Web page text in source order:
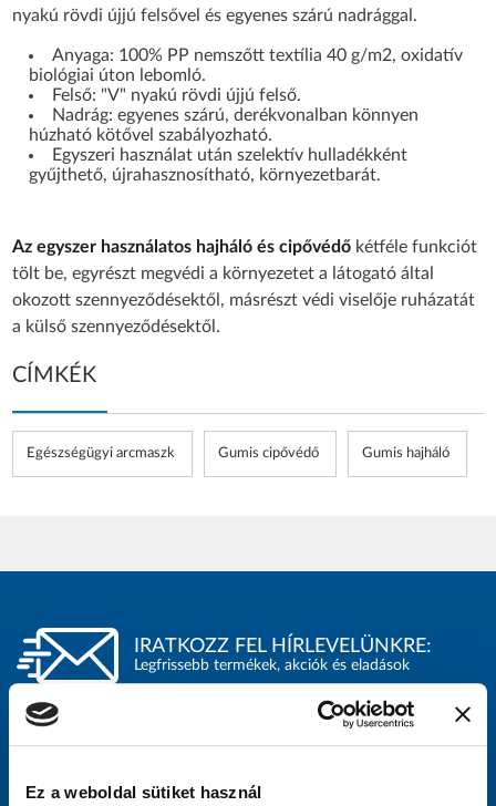
Ez a weboldal sütiket használ
nyakú rövdi újjú felsővel és egyenes szárú nadrággal.
Anyaga: 100% PP nemszőtt textília 40 g/m2, oxidatív
biológiai úton lebomló.
Felső: "V" nyakú rövdi újjú felső.
Nadrág: egyenes szárú, derékvonalban könnyen
húzható kötővel szabályozható.
Egyszeri használat után szelektív hulladékként
gyűjthető, újrahasznosítható, környezetbarát.
Az egyszer használatos hajháló és cipővédő kétféle funkciót
tölt be, egyrészt megvédi a környezetet a látogató által
okozott szennyeződésektől, másrészt védi viselője ruházatát
a külső szennyeződésektől.
CÍMKÉK
Egészségügyi arcmaszk Gumis cipővédő Gumis hajháló
IRATKOZZ FEL HÍRLEVELÜNKRE:
Legfrissebb termékek, akciók és eladások